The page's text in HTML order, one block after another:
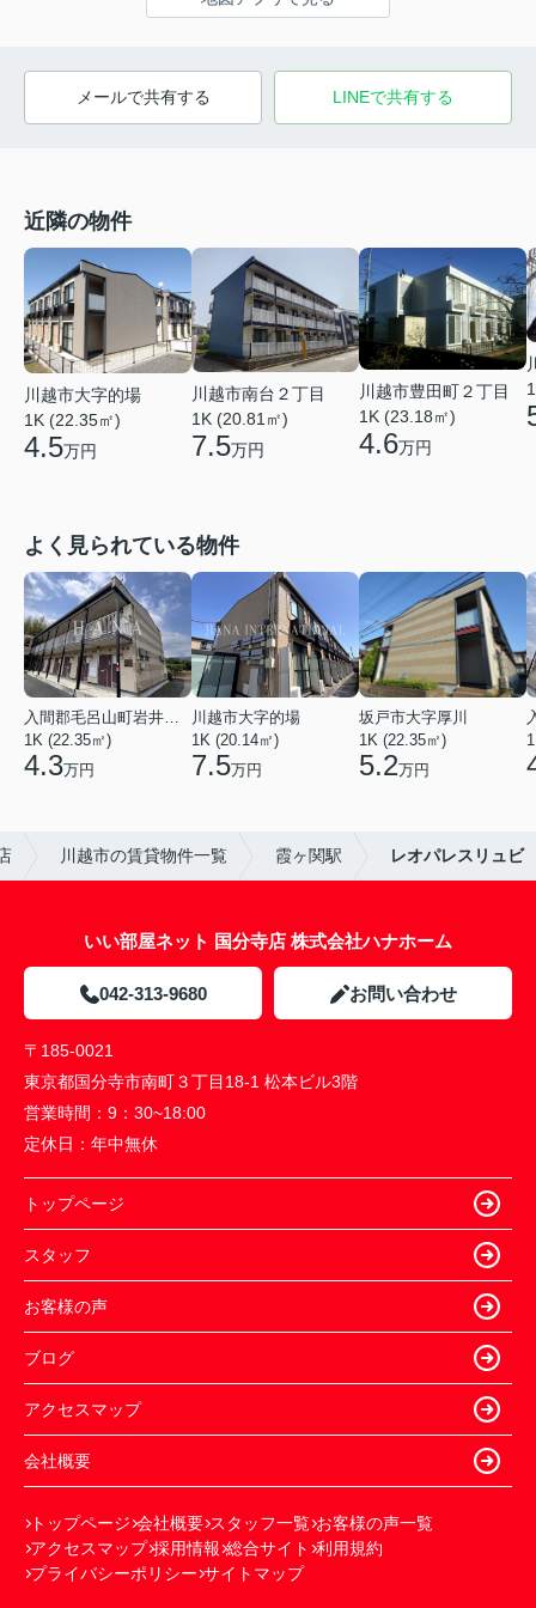
メールで共有する LINEで共有する
近隣の物件
川越市大字的場
1K (22.35㎡)
4.5万円
川越市南台２丁目
1K (20.81㎡)
7.5万円
川越市豊田町２丁目
1K (23.18㎡)
4.6万円
よく見られている物件
入間郡毛呂山町岩井西１丁目
1K (22.35㎡)
4.3万円
川越市大字的場
1K (20.14㎡)
7.5万円
坂戸市大字厚川
1K (22.35㎡)
5.2万円
川越市の賃貸物件一覧 霞ヶ関駅 レオパレスリュビ
いい部屋ネット 国分寺店 株式会社ハナホーム
042-313-9680 お問い合わせ
〒185-0021
東京都国分寺市南町３丁目18-1 松本ビル3階
営業時間： 9：30~18:00
定休日： 年中無休
トップページ
スタッフ
お客様の声
ブログ
アクセスマップ
会社概要
トップページ 会社概要 スタッフ一覧 お客様の声一覧
アクセスマップ 採用情報 総合サイト 利用規約
プライバシーポリシー サイトマップ